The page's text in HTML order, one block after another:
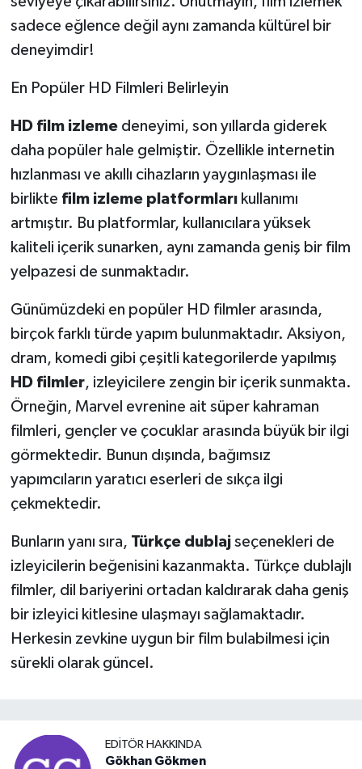
sadece eğlence değil aynı zamanda kültürel bir
deneyimdir!
En Popüler HD Filmleri Belirleyin
HD film izlemedeneyimi, son yıllarda giderek
daha popüler hale gelmiştir. Özellikle internetin
hızlanması ve akıllı cihazların yaygınlaşması ile
birlikte film izleme platformlarıkullanımı
artmıştır. Bu platformlar, kullanıcılara yüksek
kaliteli içerik sunarken, aynı zamanda geniş bir film
yelpazesi de sunmaktadır.
Günümüzdeki en popüler HD filmler arasında,
birçok farklı türde yapım bulunmaktadır. Aksiyon,
dram, komedi gibi çeşitli kategorilerde yapılmış
HD filmler, izleyicilere zengin bir içerik sunmakta.
Örneğin, Marvel evrenine ait süper kahraman
filmleri, gençler ve çocuklar arasında büyük bir ilgi
görmektedir. Bunun dışında, bağımsız
yapımcıların yaratıcı eserleri de sıkça ilgi
çekmektedir.
Bunların yanı sıra, Türkçe dublajseçenekleri de
izleyicilerin beğenisini kazanmakta. Türkçe dublajlı
filmler, dil bariyerini ortadan kaldırarak daha geniş
bir izleyici kitlesine ulaşmayı sağlamaktadır.
Herkesin zevkine uygun bir film bulabilmesi için
sürekli olarak güncel.
EDITÖR HAKKINDA
Gökhan Gökmen